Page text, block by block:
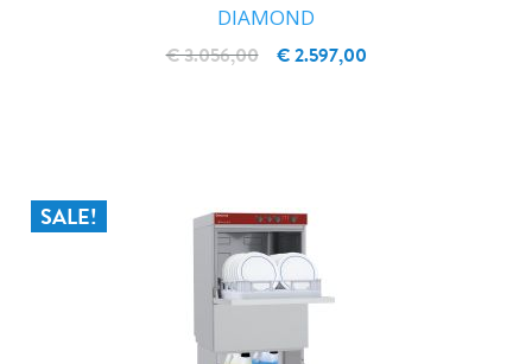
DIAMOND
€ 2.597,00
€ 3.056,00
SALE!